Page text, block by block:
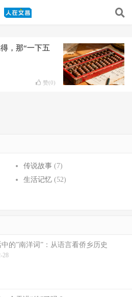
，那“一下五
赞(0)
传说故事(7)
生活记忆(52)
的”南洋词”：从语言看侨乡历史
28